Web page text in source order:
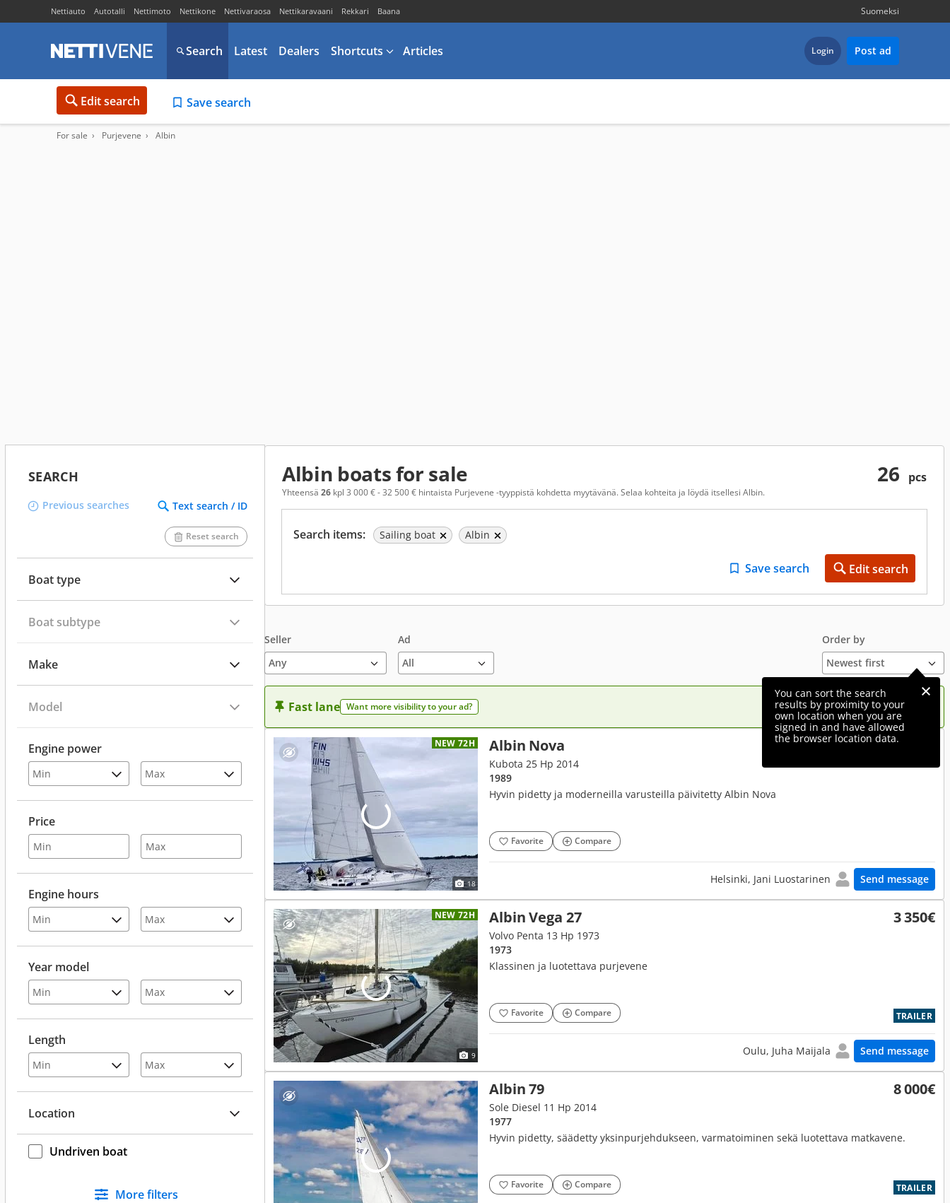
Nettiauto Autotalli Nettimoto Nettikone Nettivaraosa Nettikaravaani Rekkari Baana Suomeksi
Search Latest Dealers Shortcuts Articles Login Post ad
Edit search Save search
For sale Purjevene Albin
SEARCH
Previous searches Text search / ID
Reset search
Boat type
Boat subtype
Make
Model
Engine power
Price
Engine hours
Year model
Length
Location
Undriven boat
More filters
26 pcs
Albin boats for sale
Yhteensä 26 kpl 3 000 € - 32 500 € hintaista Purjevene -tyyppistä kohdetta myytävänä. Selaa kohteita ja löydä itsellesi Albin.
Search items: Sailing boat Albin
Save search Edit search
Seller Ad Order by
You can sort the search
results by proximity to your
own location when you are
signed in and have allowed
the browser location data.
Fast lane Want more visibility to your ad?
NEW 72H
18
Albin Nova 32 500€
Kubota 25 Hp 2014
1989
Hyvin pidetty ja moderneilla varusteilla päivitetty Albin Nova
Favorite Compare
Helsinki, Jani Luostarinen Send message
NEW 72H
9
Albin Vega 27 3 350€
TRAILER
Volvo Penta 13 Hp 1973
1973
Klassinen ja luotettava purjevene
Favorite Compare
Oulu, Juha Maijala Send message
Albin 79 8 000€
TRAILER
Sole Diesel 11 Hp 2014
1977
Hyvin pidetty, säädetty yksinpurjehdukseen, varmatoiminen sekä luotettava matkavene.
Favorite Compare